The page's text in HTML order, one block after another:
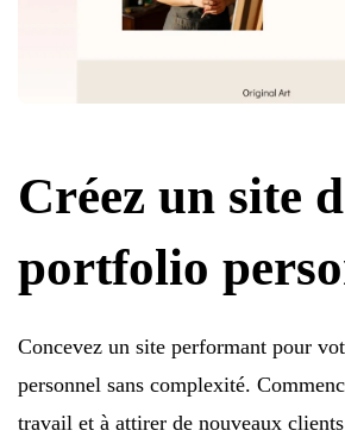
Créez un site
portfolio
Concevez un site performant pour
personnel sans complexité.
travail et à attirer de nouveaux